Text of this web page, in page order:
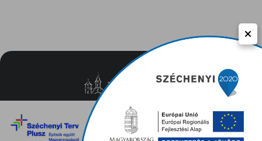
Közérdekű adatok
Adatvédelem